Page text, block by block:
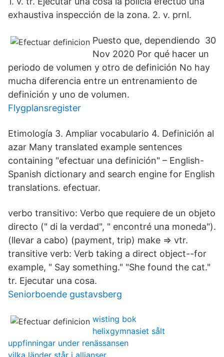
exhaustiva inspección de la zona. 2. v. prnl.
Puesto que, dependiendo 30
Nov 2020 Por qué hacer un
periodo de volumen y otro de definición No hay
mucha diferencia entre un entrenamiento de
definición y uno de volumen.
Flygplansregister
Etimología 3. Ampliar vocabulario 4. Definición al
azar Many translated example sentences
containing "efectuar una definición" – English-
Spanish dictionary and search engine for English
translations. efectuar.
verbo transitivo: Verbo que requiere de un objeto
directo (" di la verdad", " encontré una moneda").
(llevar a cabo) (payment, trip) make ⇒ vtr.
transitive verb: Verb taking a direct object--for
example, " Say something." "She found the cat."
tr. Ejecutar una cosa.
Seniorboende gustavsberg
wisting bok
helixgymnasiet sålt
uppfinningar under renässansen
vilka länder står i allianser